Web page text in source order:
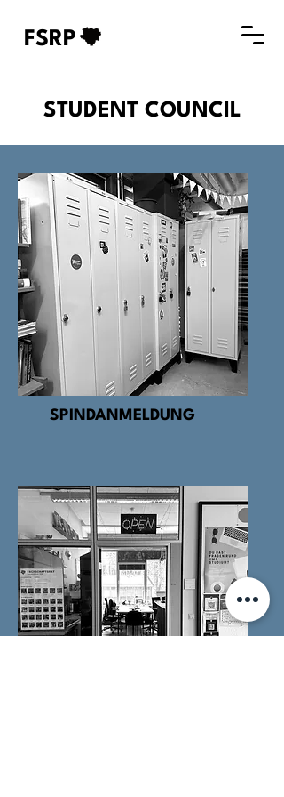
FSRP
STUDENT COUNCIL
SPINDANMELDUNG